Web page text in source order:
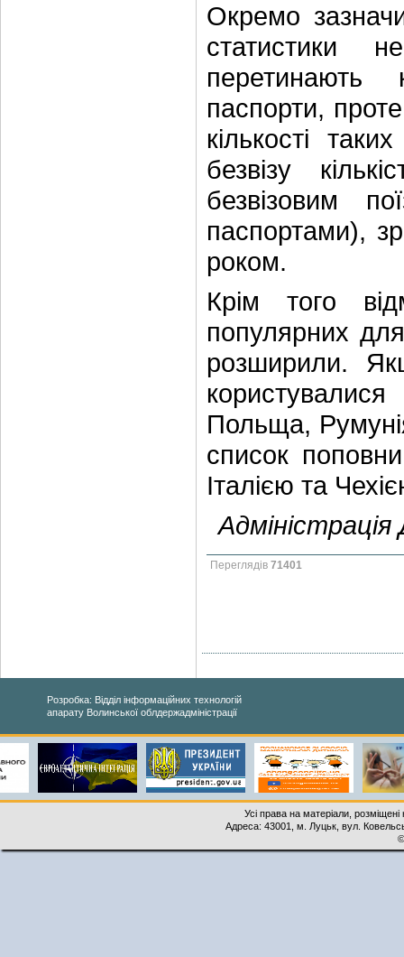
Окремо
статистики
перетинають
паспорти,
кількості
безвізу
безвізовим
паспортами),
роком.
Крім того
популярних
розширили.
Польща,
список
Італією та
Переглядів 71401
Розробка: Відділ інформаційних технологій
апарату Волинської облдержадміністрації
Усі права на матеріали,
Адреса: 43001, м. Луцьк, вул.